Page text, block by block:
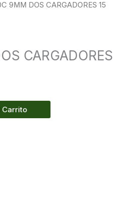
9MM DOS CARGADORES 15
CARGADORES
Carrito